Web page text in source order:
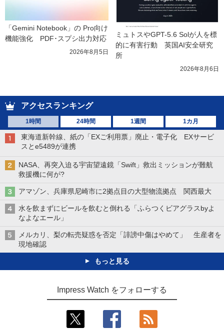
「Gemini Notebook」の Pro向け
機能強化　PDF･スプシ出力対応
2026年8月5日
ミュトスやGPT-5.6 Solが人を標
的に有害行動　英国AI安全研究
所
2026年8月6日
アクセスランキング
1時間 24時間 1週間 1カ月
東海道新幹線、紙の「EXご利用票」廃止・電子化 EXサービ
スとe5489が連携
NASA、再突入迫る宇宙望遠鏡「Swift」救出ミッションが難航
救援機に何が?
アマゾン、兵庫県尼崎市に2拠点目の大型物流拠点 関西最大
水を飲まずにビールを飲むと倒れる「ふらつくビアグラスbyよ
なよなエール」
メルカリ、梨の転売疑惑を否定「誹謗中傷はやめて」 生産者を
現地確認
もっと見る
Impress Watch をフォローする